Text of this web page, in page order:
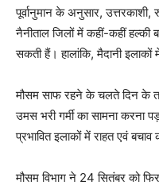
पूर्वानुमान के अनुसार, उत्तरकाशी,
नैनीताल जिलों में कहीं-कहीं
सकती हैं। हालांकि, मैदानी
मौसम साफ रहने के चलते दिन के
उमस भरी गर्मी का सामना करना
प्रभावित इलाकों में राहत एवं बचाव
मौसम विभाग ने 24 सितंबर को